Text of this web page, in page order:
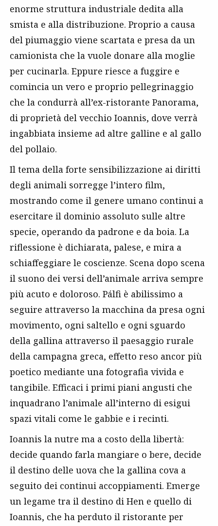
enorme struttura industriale dedita alla
smista e alla distribuzione. Proprio a causa
del piumaggio viene scartata e presa da un
camionista che la vuole donare alla moglie
per cucinarla. Eppure riesce a fuggire e
comincia un vero e proprio pellegrinaggio
che la condurrà all’ex-ristorante Panorama,
di proprietà del vecchio Ioannis, dove verrà
ingabbiata insieme ad altre galline e al gallo
del pollaio.
Il tema della forte sensibilizzazione ai diritti
degli animali sorregge l’intero film,
mostrando come il genere umano continui a
esercitare il dominio assoluto sulle altre
specie, operando da padrone e da boia. La
riflessione è dichiarata, palese, e mira a
schiaffeggiare le coscienze. Scena dopo scena
il suono dei versi dell’animale arriva sempre
più acuto e doloroso. Pálfi è abilissimo a
seguire attraverso la macchina da presa ogni
movimento, ogni saltello e ogni sguardo
della gallina attraverso il paesaggio rurale
della campagna greca, effetto reso ancor più
poetico mediante una fotografia vivida e
tangibile. Efficaci i primi piani angusti che
inquadrano l’animale all’interno di esigui
spazi vitali come le gabbie e i recinti.
Ioannis la nutre ma a costo della libertà:
decide quando farla mangiare o bere, decide
il destino delle uova che la gallina cova a
seguito dei continui accoppiamenti. Emerge
un legame tra il destino di Hen e quello di
Ioannis, che ha perduto il ristorante per